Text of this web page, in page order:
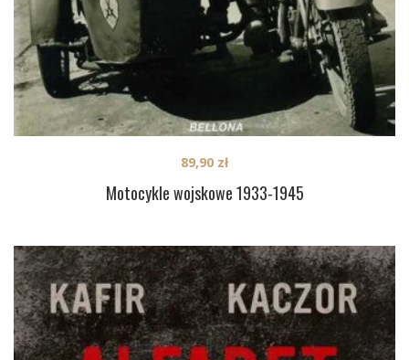
Motocykle wojskowe 1933-1945
89,90 zł